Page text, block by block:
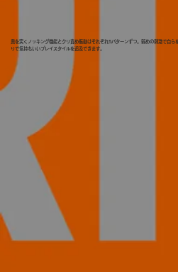
奥を突くノッキング機能とクリ責め振動はそれぞれ5パターンずつ。弱めの刺激で自
りで気持ちいいプレイスタイルを追及できます。